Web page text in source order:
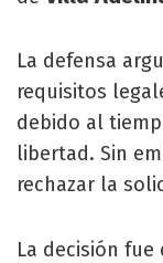
La defensa
requisitos
debido al
libertad. Sin
rechazar la
La decisión